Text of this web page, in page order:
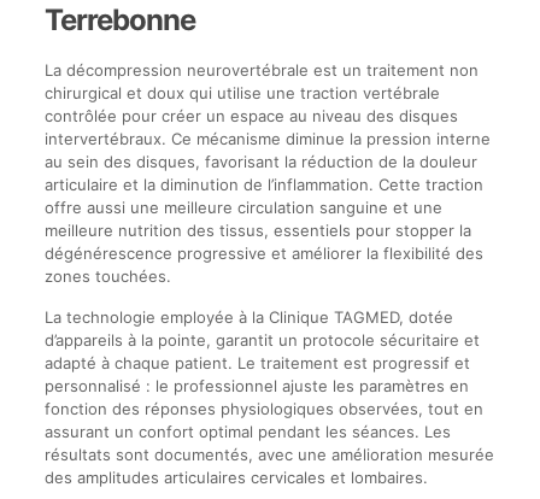
Terrebonne
La décompression neurovertébrale est un traitement non
chirurgical et doux qui utilise une traction vertébrale
contrôlée pour créer un espace au niveau des disques
intervertébraux. Ce mécanisme diminue la pression interne
au sein des disques, favorisant la réduction de la douleur
articulaire et la diminution de l’inflammation. Cette traction
offre aussi une meilleure circulation sanguine et une
meilleure nutrition des tissus, essentiels pour stopper la
dégénérescence progressive et améliorer la flexibilité des
zones touchées.
La technologie employée à la Clinique TAGMED, dotée
d’appareils à la pointe, garantit un protocole sécuritaire et
adapté à chaque patient. Le traitement est progressif et
personnalisé : le professionnel ajuste les paramètres en
fonction des réponses physiologiques observées, tout en
assurant un confort optimal pendant les séances. Les
résultats sont documentés, avec une amélioration mesurée
des amplitudes articulaires cervicales et lombaires.